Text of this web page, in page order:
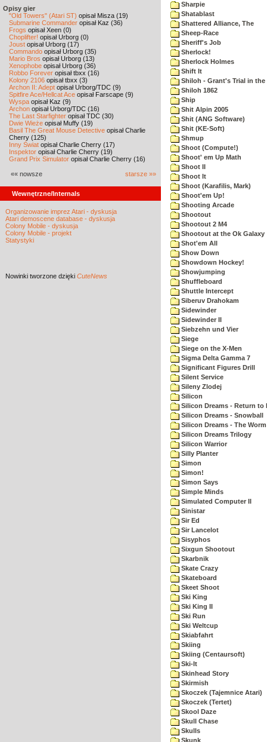
Opisy gier
"Old Towers" (Atari ST) opisał Misza (19)
Submarine Commander opisał Kaz (36)
Frogs opisał Xeen (0)
Choplifter! opisał Urborg (0)
Joust opisał Urborg (17)
Commando opisał Urborg (35)
Mario Bros opisał Urborg (13)
Xenophobe opisał Urborg (36)
Robbo Forever opisał tbxx (16)
Kolony 2106 opisał tbxx (3)
Archon II: Adept opisał Urborg/TDC (9)
Spitfire Ace/Hellcat Ace opisał Farscape (9)
Wyspa opisał Kaz (9)
Archon opisał Urborg/TDC (16)
The Last Starfighter opisał TDC (30)
Dwie Wieże opisał Muffy (19)
Basil The Great Mouse Detective opisał Charlie
Cherry (125)
Inny Świat opisał Charlie Cherry (17)
Inspektor opisał Charlie Cherry (19)
Grand Prix Simulator opisał Charlie Cherry (16)
«« nowsze starsze »»
Wewnętrzne/Internals
Organizowanie imprez Atari - dyskusja
Atari demoscene database - dyskusja
Colony Mobile - dyskusja
Colony Mobile - projekt
Statystyki
Nowinki tworzone dzięki CuteNews
Sharpie
Shatablast
Shattered Alliance, The
Sheep-Race
Sheriff's Job
Sherlock!
Sherlock Holmes
Shift It
Shiloh - Grant's Trial in the
Shiloh 1862
Ship
Shit Alpin 2005
Shit (ANG Software)
Shit (KE-Soft)
Shmup
Shoot (Compute!)
Shoot' em Up Math
Shoot II
Shoot It
Shoot (Karafilis, Mark)
Shoot'em Up!
Shooting Arcade
Shootout
Shootout 2 M4
Shootout at the Ok Galaxy
Shot'em All
Show Down
Showdown Hockey!
Showjumping
Shuffleboard
Shuttle Intercept
Siberuv Drahokam
Sidewinder
Sidewinder II
Siebzehn und Vier
Siege
Siege on the X-Men
Sigma Delta Gamma 7
Significant Figures Drill
Silent Service
Sileny Zlodej
Silicon
Silicon Dreams - Return to
Silicon Dreams - Snowball
Silicon Dreams - The
Silicon Dreams Trilogy
Silicon Warrior
Silly Planter
Simon
Simon!
Simon Says
Simple Minds
Simulated Computer II
Sinistar
Sir Ed
Sir Lancelot
Sisyphos
Sixgun Shootout
Skarbnik
Skate Crazy
Skateboard
Skeet Shoot
Ski King
Ski King II
Ski Run
Ski Weltcup
Skiabfahrt
Skiing
Skiing (Centaursoft)
Ski-It
Skinhead Story
Skirmish
Skoczek (Tajemnice Atari)
Skoczek (Tertet)
Skool Daze
Skull Chase
Skulls
Skunk